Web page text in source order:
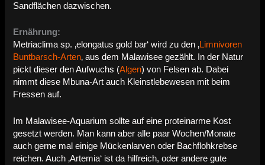
Sandflächen dazwischen.
Ernährung:
Metriaclima sp. ‚elongatus gold bar‘ wird zu den ‚Limnivoren
Buntbarsch-Arten‚ aus dem Malawisee gezählt. In der Natur
pickt dieser den Aufwuchs (Algen) von Felsen ab. Dabei
nimmt diese Mbuna-Art auch Kleinstlebewesen mit beim
Fressen auf.
Im Malawisee-Aquarium sollte auf eine proteinarme Kost
gesetzt werden. Man kann aber alle paar Wochen/Monate
auch gerne mal einige Mückenlarven oder Bachflohkrebse
reichen. Auch ‚Artemia‘ ist da hilfreich, oder andere gute